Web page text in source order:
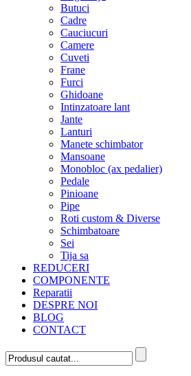
Butuci
Cadre
Cauciucuri
Camere
Cuveti
Frane
Furci
Ghidoane
Intinzatoare lant
Jante
Lanturi
Manete schimbator
Mansoane
Monobloc (ax pedalier)
Pedale
Pinioane
Pipe
Roti custom & Diverse
Schimbatoare
Sei
Tija sa
REDUCERI
COMPONENTE
Reparatii
DESPRE NOI
BLOG
CONTACT